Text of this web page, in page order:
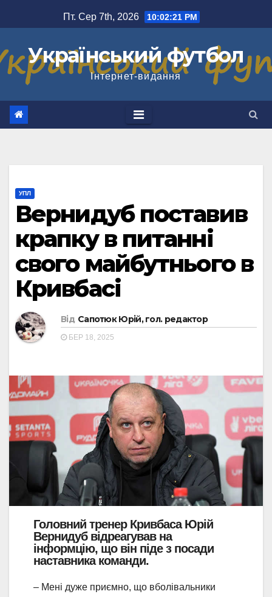
до
Пт. Сер 7th, 2026 10:02:22 PM
Український футбол
Інтернет-видання
УПЛ
Вернидуб поставив
крапку в питанні
свого майбутнього в
Кривбасі
Від Сапотюк Юрій, гол. редактор
БЕР 18, 2025
Головний тренер Кривбаса Юрій
Вернидуб відреагував на
інформцію, що він піде з посади
наставника команди.
– Мені дуже приємно, що вболівальники